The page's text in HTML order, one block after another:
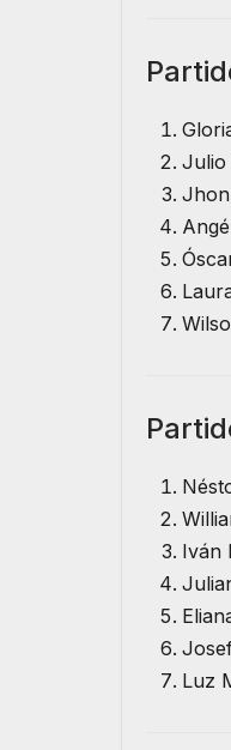
Julio
Iván
Luz